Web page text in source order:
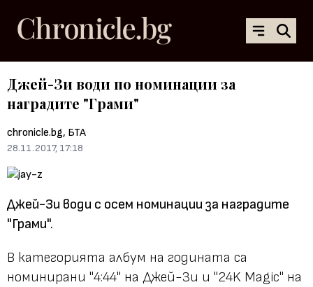
Джей-Зи води по номинации за
наградите "Грами"
chronicle.bg, БТА
28.11.2017, 17:18
Джей-Зи води с осем номинации за наградите
"Грами".
В категорията албум на годината са
номинирани "4:44" на Джей-Зи и "24K Magic" на